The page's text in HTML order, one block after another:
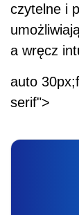
czytelne i
a wręcz
auto
serif">